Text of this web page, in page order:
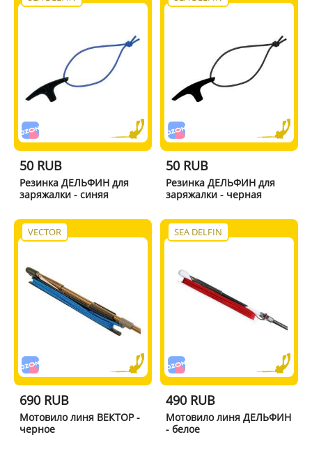
50 RUB
Резинка ДЕЛЬФИН для
заряжалки - синяя
50 RUB
Резинка ДЕЛЬФИН для
заряжалки - черная
VECTOR
690 RUB
Мотовило линя ВЕКТОР -
черное
SEA DELFIN
490 RUB
Мотовило линя ДЕЛЬФИН
- белое